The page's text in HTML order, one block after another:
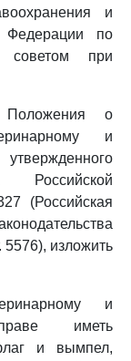
и
Федерации по
советом при
о
и
Российской
(Российская
5576), изложить
и
иметь
и вымпел,